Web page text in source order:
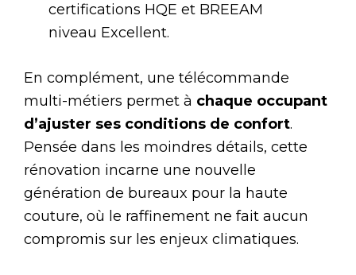
certifications HQE et BREEAM
niveau Excellent.
En complément, une télécommande
multi-métiers permet à chaque occupant
d’ajuster ses conditions de confort.
Pensée dans les moindres détails, cette
rénovation incarne une nouvelle
génération de bureaux pour la haute
couture, où le raffinement ne fait aucun
compromis sur les enjeux climatiques.